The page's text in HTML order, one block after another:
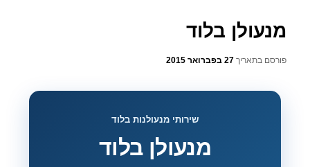
מנעולן בלוד
פורסם בתאריך27 בפברואר 2015
שירותי מנעולנות בלוד
מנעולן בלוד